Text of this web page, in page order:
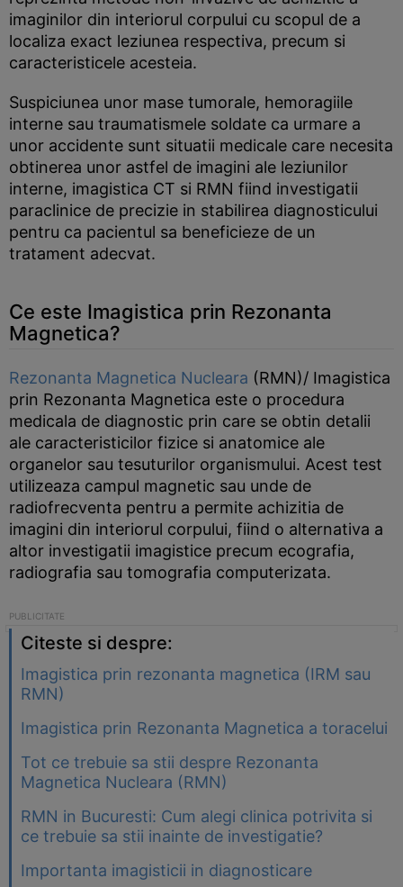
imaginilor din interiorul corpului cu scopul de a
localiza exact leziunea respectiva, precum si
caracteristicele acesteia.
Suspiciunea unor mase tumorale, hemoragiile
interne sau traumatismele soldate ca urmare a
unor accidente sunt situatii medicale care necesita
obtinerea unor astfel de imagini ale leziunilor
interne, imagistica CT si RMN fiind investigatii
paraclinice de precizie in stabilirea diagnosticului
pentru ca pacientul sa beneficieze de un
tratament adecvat.
Ce este Imagistica prin Rezonanta
Magnetica?
Rezonanta Magnetica Nucleara (RMN)/ Imagistica
prin Rezonanta Magnetica este o procedura
medicala de diagnostic prin care se obtin detalii
ale caracteristicilor fizice si anatomice ale
organelor sau tesuturilor organismului. Acest test
utilizeaza campul magnetic sau unde de
radiofrecventa pentru a permite achizitia de
imagini din interiorul corpului, fiind o alternativa a
altor investigatii imagistice precum ecografia,
radiografia sau tomografia computerizata.
Citeste si despre:
Imagistica prin rezonanta magnetica (IRM sau
RMN)
Imagistica prin Rezonanta Magnetica a toracelui
Tot ce trebuie sa stii despre Rezonanta
Magnetica Nucleara (RMN)
RMN in Bucuresti: Cum alegi clinica potrivita si
ce trebuie sa stii inainte de investigatie?
Importanta imagisticii in diagnosticare